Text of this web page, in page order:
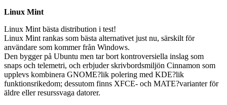
Linux Mint
Linux Mint bästa distribution i test!
Linux Mint rankas som bästa alternativet just nu, särskilt för
användare som kommer från Windows.
Den bygger på Ubuntu men tar bort kontroversiella inslag som
snaps och telemetri, och erbjuder skrivbordsmiljön Cinnamon som
upplevs kombinera GNOME?lik polering med KDE?lik
funktionsrikedom; dessutom finns XFCE- och MATE?varianter för
äldre eller resurssvaga datorer.